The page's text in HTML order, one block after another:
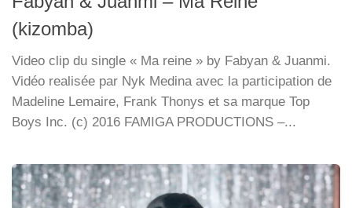
(kizomba)
Video clip du single « Ma reine » by Fabyan & Juanmi.
Vidéo realisée par Nyk Medina avec la participation de
Madeline Lemaire, Frank Thonys et sa marque Top
Boys Inc. (c) 2016 FAMIGA PRODUCTIONS –...